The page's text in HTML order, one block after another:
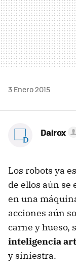
3 Enero 2015
Dairox
Los robots ya
de ellos aún
en una
acciones aún
carne y hueso,
inteligencia
y siniestra.